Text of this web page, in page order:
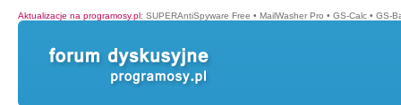
Aktualizacje na programosy.pl: SUPERAntiSpyware Free • MailWasher Pro • GS-Calc • GS-